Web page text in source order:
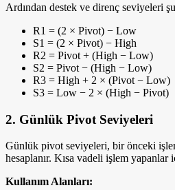
Ardından destek ve direnç seviyeleri
R1 = (2 × Pivot) − Low
S1 = (2 × Pivot) − High
R2 = Pivot + (High − Low)
S2 = Pivot − (High − Low)
R3 = High + 2 × (Pivot − Low)
S3 = Low − 2 × (High − Pivot)
2. Günlük Pivot Seviyeleri
Günlük pivot seviyeleri, bir önceki
hesaplanır. Kısa vadeli işlem yapanlar
Kullanım Alanları: